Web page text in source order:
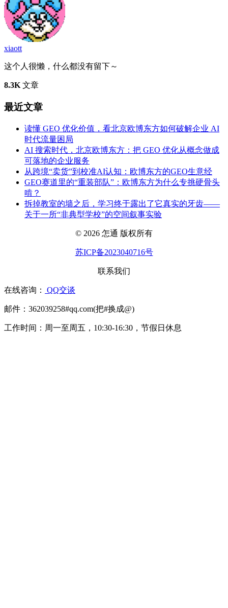
xiaott
这个人很懒，什么都没有留下～
8.3K 文章
最近文章
读懂 GEO 优化价值，看北京欧博东方如何破解企业 AI
时代流量困局
AI 搜索时代，北京欧博东方：把 GEO 优化从概念做成
可落地的企业服务
从跨境“卖货”到校准AI认知：欧博东方的GEO生意经
GEO赛道里的“重装部队”：欧博东方为什么专挑硬骨头
啃？
拆掉教室的墙之后，学习终于露出了它真实的牙齿——
关于一所“非典型学校”的空间叙事实验
© 2026 怎通 版权所有
苏ICP备2023040716号
联系我们
在线咨询： QQ交谈
邮件：362039258#qq.com(把#换成@)
工作时间：周一至周五，10:30-16:30，节假日休息